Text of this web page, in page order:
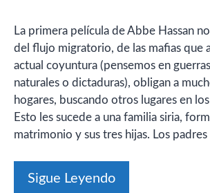
La primera película de Abbe Hassan
del flujo migratorio, de las mafias que
actual coyuntura (pensemos en
naturales o dictaduras), obligan a
hogares, buscando otros lugares en
Esto les sucede a una familia siria,
matrimonio y sus tres hijas. Los
Sigue Leyendo